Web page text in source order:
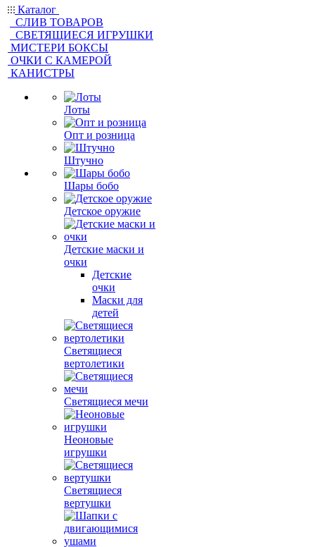
Каталог
CЛИВ ТОВАРОВ
СВЕТЯЩИЕСЯ ИГРУШКИ
МИСТЕРИ БОКСЫ
ОЧКИ С КАМЕРОЙ
КАНИСТРЫ
Лоты
Опт и розница
Штучно
Шары бобо
Детское оружие
Детские маски и
очки
Детские
очки
Маски для
детей
Светящиеся
вертолетики
Светящиеся мечи
Неоновые
игрушки
Светящиеся
вертушки